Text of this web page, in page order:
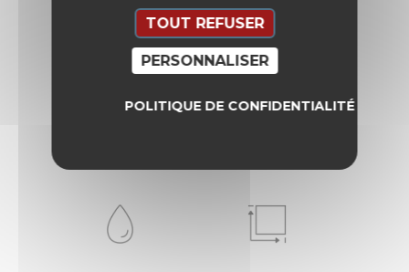
TOUT REFUSER
PERSONNALISER
POLITIQUE DE CONFIDENTIALITÉ